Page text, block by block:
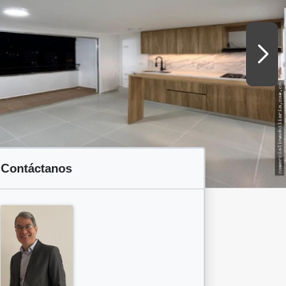
Contáctanos